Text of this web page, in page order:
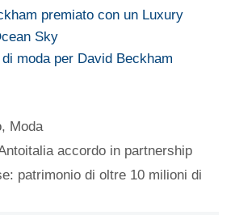
premiato con un Luxury
Sky
moda per David Beckham
, Moda
accordo in partnership
patrimonio di oltre 10 milioni di